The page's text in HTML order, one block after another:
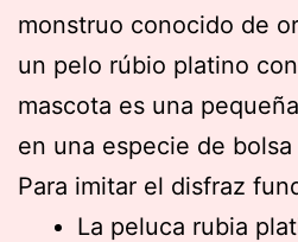
monstruo conocido de
un pelo rúbio platino
mascota es una
en una especie de bolsa
Para imitar el disfraz
La peluca rubia